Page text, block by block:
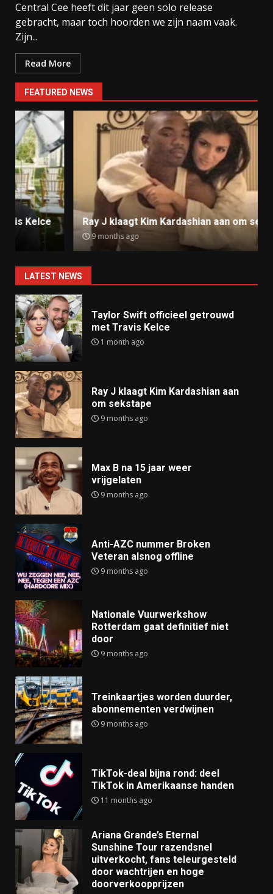
Central Cee heeft dit jaar geen solo release
gebracht, maar toch hoorden we zijn naam vaak.
Zijn...
Read More
FEATURED NEWS
Ray J klaagt Kim Kardashian aan om sekstape
9 months ago
LATEST NEWS
Taylor Swift officieel getrouwd
met Travis Kelce
1 month ago
Ray J klaagt Kim Kardashian aan
om sekstape
9 months ago
Max B na 15 jaar weer
vrijgelaten
9 months ago
Anti-AZC nummer Broken
Veteran alsnog offline
9 months ago
Nationale Vuurwerkshow
Rotterdam gaat definitief niet
door
9 months ago
Treinkaartjes worden duurder,
abonnementen verdwijnen
9 months ago
TikTok-deal bijna rond: deel
TikTok in Amerikaanse handen
11 months ago
Ariana Grande’s Eternal
Sunshine Tour razendsnel
uitverkocht, fans teleurgesteld
door wachtrijen en hoge
doorverkoopprijzen